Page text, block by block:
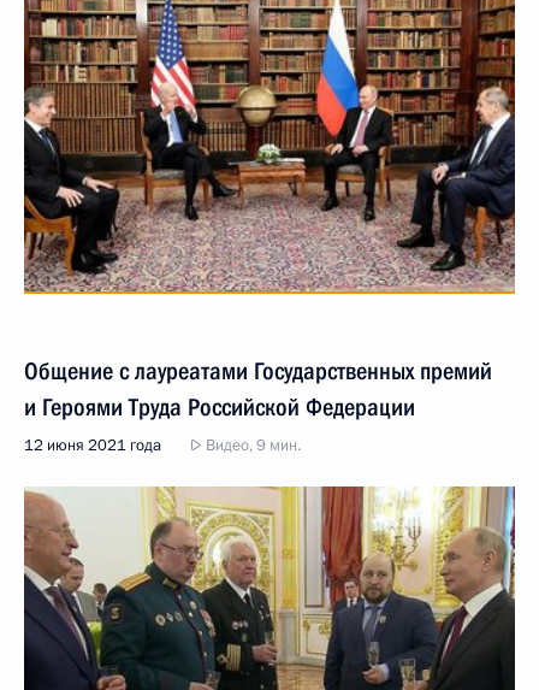
Общение с лауреатами Государственных премий
и Героями Труда Российской Федерации
12 июня 2021 года Видео, 9 мин.